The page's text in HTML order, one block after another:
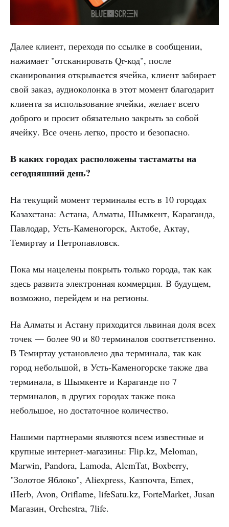
Далее клиент, переходя по ссылке в сообщении,
нажимает "отсканировать Qr-код", после
сканирования открывается ячейка, клиент забирает
свой заказ, аудиоколонка в этот момент благодарит
клиента за использование ячейки, желает всего
доброго и просит обязательно закрыть за собой
ячейку. Все очень легко, просто и безопасно.
В каких городах расположены тастаматы на
сегодняшний день?
На текущий момент терминалы есть в 10 городах
Казахстана: Астана, Алматы, Шымкент, Караганда,
Павлодар, Усть-Каменогорск, Актобе, Актау,
Темиртау и Петропавловск.
Пока мы нацелены покрыть только города, так как
здесь развита электронная коммерция. В будущем,
возможно, перейдем и на регионы.
На Алматы и Астану приходится львиная доля всех
точек — более 90 и 80 терминалов соответственно.
В Темиртау установлено два терминала, так как
город небольшой, в Усть-Каменогорске также два
терминала, в Шымкенте и Караганде по 7
терминалов, в других городах также пока
небольшое, но достаточное количество.
Нашими партнерами являются всем известные и
крупные интернет-магазины: Flip.kz, Meloman,
Marwin, Pandora, Lamoda, AlemTat, Boxberry,
"Золотое Яблоко", Aliexpress, Казпочта, Emex,
iHerb, Avon, Oriflame, lifeSatu.kz, ForteMarket, Jusan
Магазин, Orchestra, 7life.